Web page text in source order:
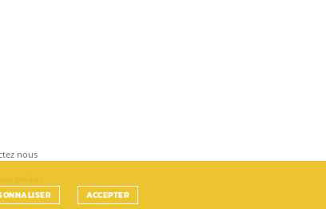
nous
préavis
ACCEPTER